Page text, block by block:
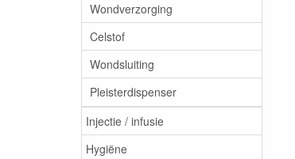
Wondverzorging
Celstof
Wondsluiting
Pleisterdispenser
Injectie / infusie
Hygiëne